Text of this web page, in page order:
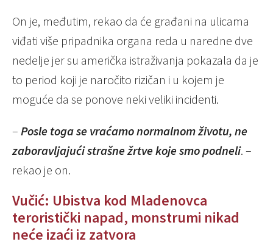
On je, međutim, rekao da će građani na ulicama
viđati više pripadnika organa reda u naredne dve
nedelje jer su američka istraživanja pokazala da je
to period koji je naročito rizičan i u kojem je
moguće da se ponove neki veliki incidenti.
– Posle toga se vraćamo normalnom životu, ne
zaboravljajući strašne žrtve koje smo podneli. –
rekao je on.
Vučić: Ubistva kod Mladenovca
teroristički napad, monstrumi nikad
neće izaći iz zatvora